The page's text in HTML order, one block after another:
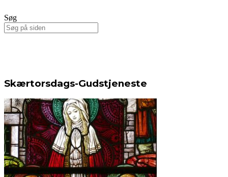
Søg
Skærtorsdags-Gudstjeneste